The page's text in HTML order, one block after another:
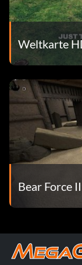
Weltkarte
Bear Force